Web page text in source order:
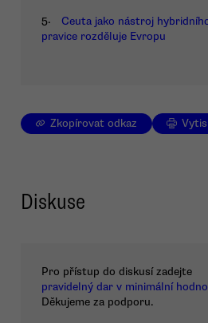
5.
Ceuta jako nástroj
pravice rozděluje Evropu
Zkopírovat odkaz
Diskuse
Pro přístup do diskusí zadejte
pravidelný dar v minimální
Děkujeme za podporu.